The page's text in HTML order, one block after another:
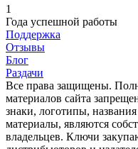
1
Года успешной работы
Поддержка
Отзывы
Блог
Раздачи
Все права защищены.
материалов сайта
знаки, логотипы,
материалы, являются
владельцев. Ключи